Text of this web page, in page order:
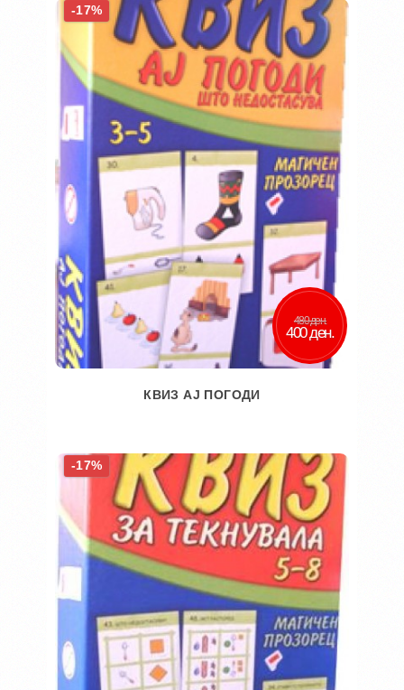
-17%
480 ден.
400 ден.
КВИЗ АЈ ПОГОДИ
Во кошничка
Додај во желби
Додај за споредба
-17%